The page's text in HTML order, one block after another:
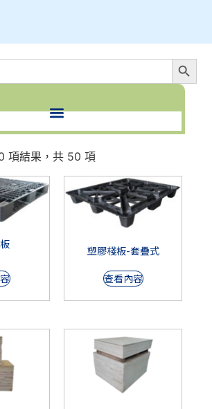
搜尋按
項結果，共 50 項
塑膠棧板-套疊式
查看內容